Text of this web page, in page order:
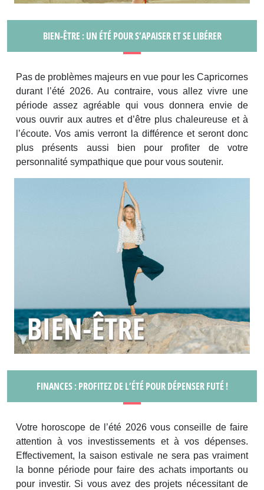
BIEN-ÊTRE : UN ÉTÉ POUR S’APAISER ET SE LIBÉRER
Pas de problèmes majeurs en vue pour les Capricornes
durant l’été 2026. Au contraire, vous allez vivre une
période assez agréable qui vous donnera envie de
vous ouvrir aux autres et d’être plus chaleureuse et à
l’écoute. Vos amis verront la différence et seront donc
plus présents aussi bien pour profiter de votre
personnalité sympathique que pour vous soutenir.
FINANCES : PROFITEZ DE L’ÉTÉ POUR DÉPENSER FUTÉ !
Votre horoscope de l’été 2026 vous conseille de faire
attention à vos investissements et à vos dépenses.
Effectivement, la saison estivale ne sera pas vraiment
la bonne période pour faire des achats importants ou
pour investir. Si vous avez des projets nécessitant de